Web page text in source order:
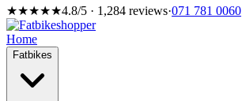
★★★★★4.8/5 · 1,284 reviews·071 781 0060
Home
Fatbikes